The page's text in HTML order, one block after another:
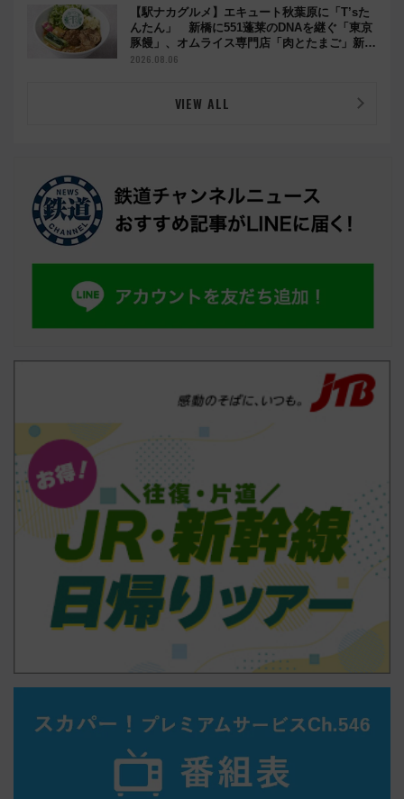
【駅ナカグルメ】エキュート秋葉原に「T’sた
んたん」 新橋に551蓬莱のDNAを継ぐ「東京
豚饅」、オムライス専門店「肉とたまご」新グ
ルメ続々登場！【2026年8月】
2026.08.06
VIEW ALL